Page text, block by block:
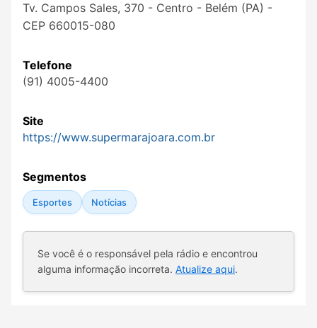
Tv. Campos Sales, 370 - Centro - Belém (PA) -
CEP 660015-080
Telefone
(91) 4005-4400
Site
https://www.supermarajoara.com.br
Segmentos
Esportes Notícias
Se você é o responsável pela rádio e encontrou
alguma informação incorreta. Atualize aqui.